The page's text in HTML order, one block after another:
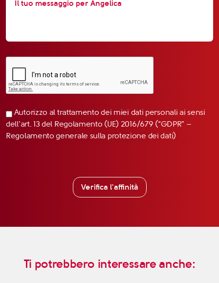
Autorizzo al trattamento dei miei dati personali ai sensi
dell’art. 13 del Regolamento (UE) 2016/679 (“GDPR” –
Regolamento generale sulla protezione dei dati)
Verifica l'affinità
Ti potrebbero interessare anche: